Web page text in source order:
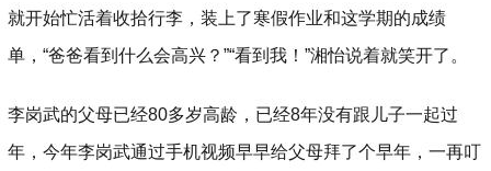
就开始忙活着收拾行李，装上了寒假作业和这学期的成绩
单，“爸爸看到什么会高兴？”“看到我！”湘怡说着就笑开了。
李岗武的父母已经80多岁高龄，已经8年没有跟儿子一起过
年，今年李岗武通过手机视频早早给父母拜了个早年，一再叮